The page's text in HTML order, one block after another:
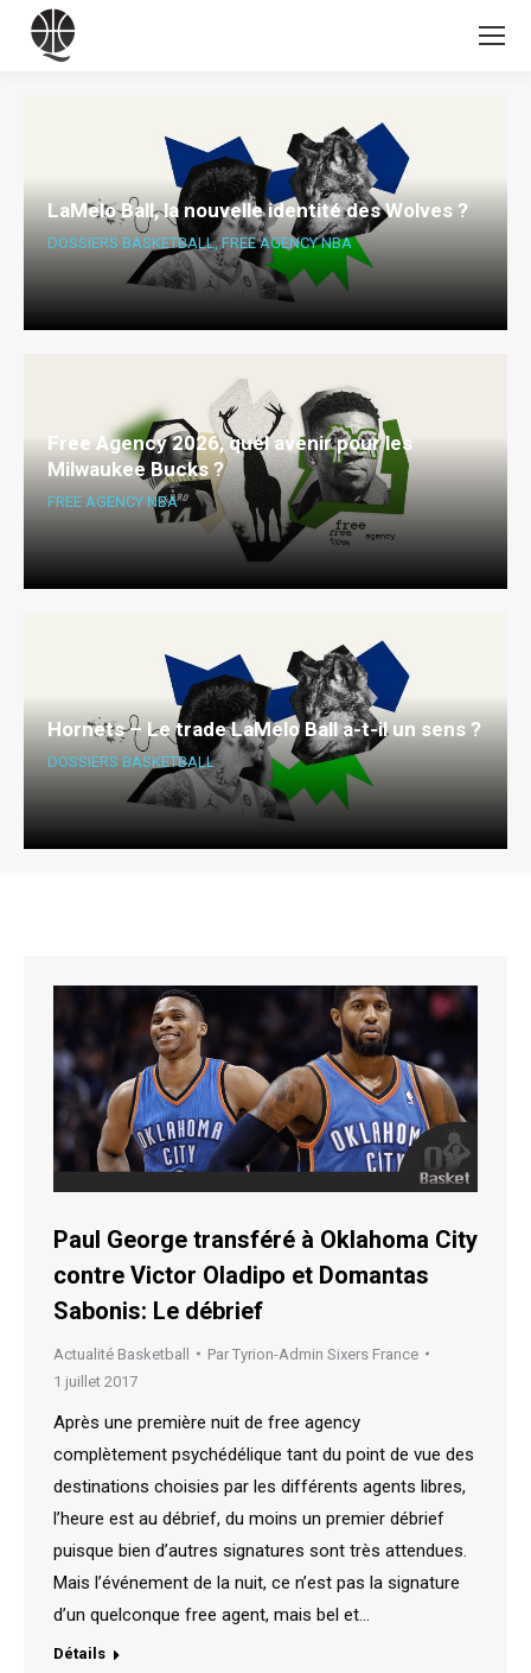
LaMelo Ball, la nouvelle identité des Wolves ?
DOSSIERS BASKETBALL,FREE AGENCY NBA
Free Agency 2026, quel avenir pour les
Milwaukee Bucks ?
FREE AGENCY NBA
Hornets – Le trade LaMelo Ball a-t-il un sens ?
DOSSIERS BASKETBALL
Paul George transféré à Oklahoma City
contre Victor Oladipo et Domantas
Sabonis: Le débrief
Actualité Basketball Par Tyrion-Admin Sixers France
1 juillet 2017
Après une première nuit de free agency
complètement psychédélique tant du point de vue des
destinations choisies par les différents agents libres,
l’heure est au débrief, du moins un premier débrief
puisque bien d’autres signatures sont très attendues.
Mais l’événement de la nuit, ce n’est pas la signature
d’un quelconque free agent, mais bel et…
Détails